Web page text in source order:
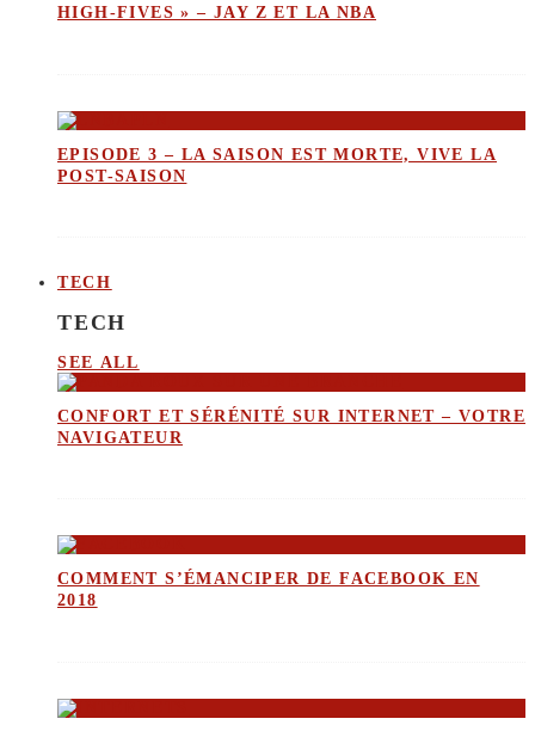
HIGH-FIVES » – JAY Z ET LA NBA
EPISODE 3 – LA SAISON EST MORTE, VIVE LA
POST-SAISON
TECH
TECH
SEE ALL
CONFORT ET SÉRÉNITÉ SUR INTERNET – VOTRE
NAVIGATEUR
COMMENT S’ÉMANCIPER DE FACEBOOK EN
2018